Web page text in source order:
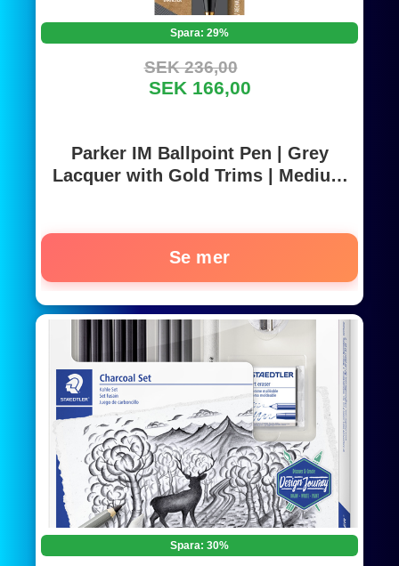
Spara: 29%
SEK 236,00
SEK 166,00
Parker IM Ballpoint Pen | Grey
Lacquer with Gold Trims | Medium
Se mer
Spara: 30%